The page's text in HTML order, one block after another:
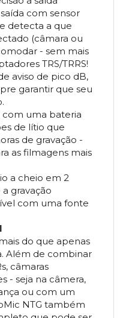
com sensor
detecta a que
(câmara ou
- sem mais
TRS/TRRS!
aviso de pico dB,
garantir que seu
com uma bateria
de lítio que
de gravação -
as filmagens mais
a cheio em 2
gravação
com uma fonte
do que apenas
Além de combinar
câmaras
- seja na câmera,
ou com um
NTG também